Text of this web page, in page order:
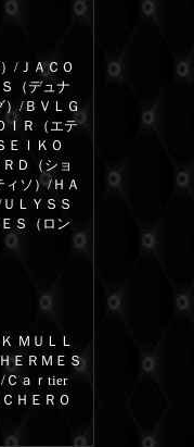
/ＪＡＣＯ
（デュナ
/ＢＶＬＧ
ＩＲ（エテ
ＥＩＫＯ
Ｄ（ショ
ソ）/ＨＡ
ＬＹＳＳ
Ｓ（ロン
ＭＵＬＬ
ＥＲＭＥＳ
Ｃａｒtier
ＨＥＲＯ